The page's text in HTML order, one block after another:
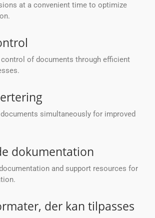
at a convenient time to optimize
of documents through efficient
simultaneously for improved
dokumentation
and support resources for
der kan tilpasses